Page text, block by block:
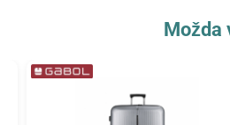
Možda